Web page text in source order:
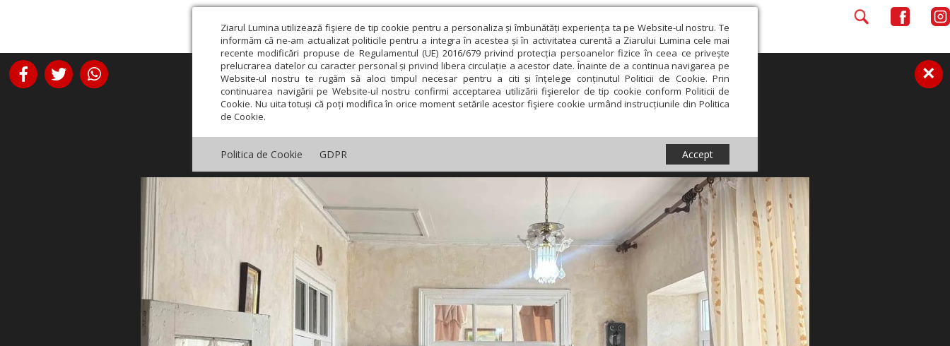
Ziarul Lumina utilizează fişiere de tip cookie pentru a personaliza și îmbunătăți experiența ta pe Website-ul nostru. Te
informăm că ne-am actualizat politicile pentru a integra în acestea și în activitatea curentă a Ziarului Lumina cele mai
recente modificări propuse de Regulamentul (UE) 2016/679 privind protecția persoanelor fizice în ceea ce privește
prelucrarea datelor cu caracter personal și privind libera circulație a acestor date. Înainte de a continua navigarea pe
Website-ul nostru te rugăm să aloci timpul necesar pentru a citi și înțelege conținutul Politicii de Cookie. Prin
continuarea navigării pe Website-ul nostru confirmi acceptarea utilizării fişierelor de tip cookie conform Politicii de
Cookie. Nu uita totuși că poți modifica în orice moment setările acestor fişiere cookie urmând instrucțiunile din Politica
de Cookie.
Politica de Cookie GDPR Accept
×